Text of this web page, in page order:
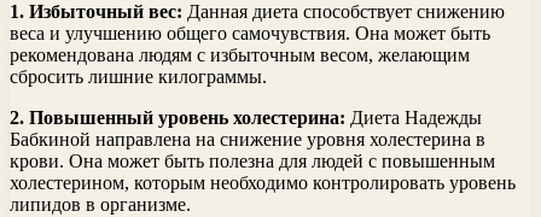
1. Избыточный вес: Данная диета способствует снижению
веса и улучшению общего самочувствия. Она может быть
рекомендована людям с избыточным весом, желающим
сбросить лишние килограммы.
2. Повышенный уровень холестерина: Диета Надежды
Бабкиной направлена на снижение уровня холестерина в
крови. Она может быть полезна для людей с повышенным
холестерином, которым необходимо контролировать уровень
липидов в организме.